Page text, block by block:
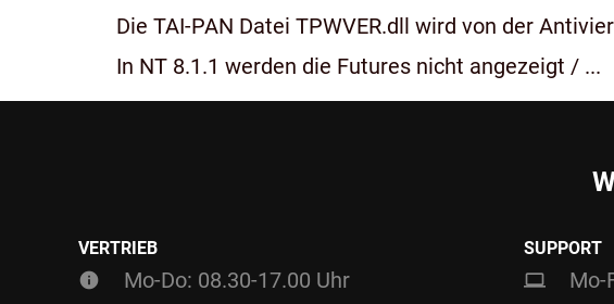
Die TAI-PAN Datei TPWVER.dll wird von der
In NT 8.1.1 werden die Futures nicht angezeigt / ...
VERTRIEB
Mo-Do: 08.30-17.00 Uhr
SUPPORT
Mo-